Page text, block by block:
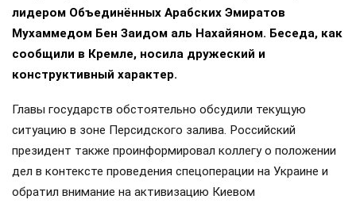
лидером Объединённых Арабских Эмиратов
Мухаммедом Бен Заидом аль Нахайяном. Беседа, как
сообщили в Кремле, носила дружеский и
конструктивный характер.
Главы государств обстоятельно обсудили текущую
ситуацию в зоне Персидского залива. Российский
президент также проинформировал коллегу о положении
дел в контексте проведения спецоперации на Украине и
обратил внимание на активизацию Киевом